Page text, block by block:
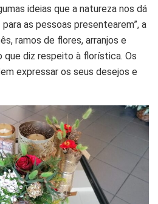
ideias que a natureza nos dá
as pessoas presentearem”, a
ramos de flores, arranjos e
que diz respeito à florística. Os
expressar os seus desejos e